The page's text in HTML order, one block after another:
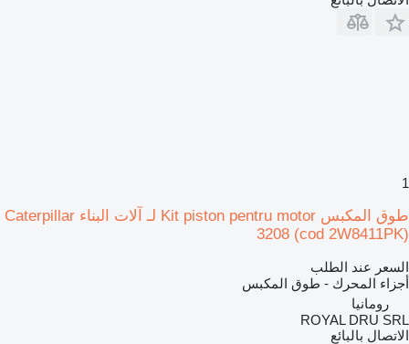
1
طوق المكبس Kit piston pentru motor لـ آلات البناء Caterpillar
3208 (cod 2W8411PK)
السعر عند الطلب
أجزاء المحرك - طوق المكبس
رومانيا
ROYAL DRU SRL
الاتصال بالبائع